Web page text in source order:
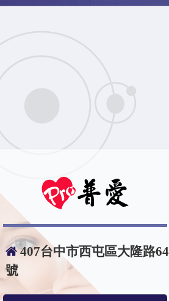
407台中市西屯區大隆路64
號